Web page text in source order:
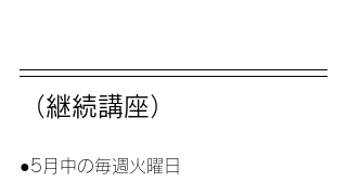
（継続講座）
●5月中の毎週火曜日